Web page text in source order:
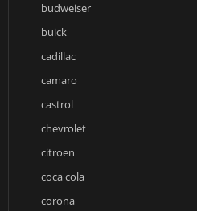
budweiser
buick
cadillac
camaro
castrol
chevrolet
citroen
coca cola
corona